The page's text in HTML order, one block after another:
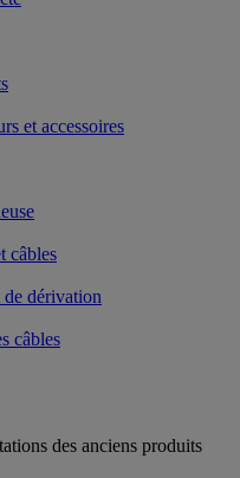
et accessoires
câbles
dérivation
câbles
des anciens produits